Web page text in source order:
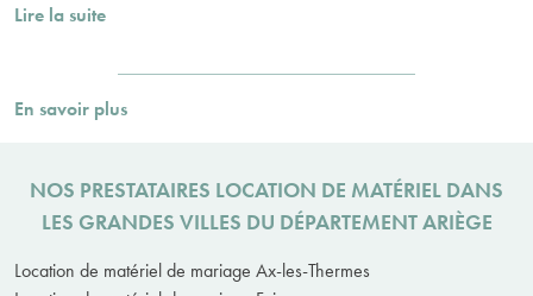
Lire la suite
En savoir plus
NOS PRESTATAIRES LOCATION DE MATÉRIEL DANS
LES GRANDES VILLES DU DÉPARTEMENT ARIÈGE
Location de matériel de mariage Ax-les-Thermes